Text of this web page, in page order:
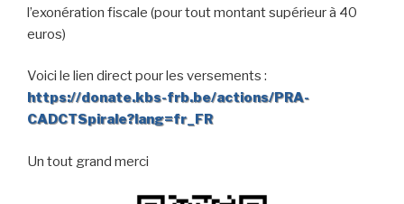
l’exonération fiscale (pour tout montant supérieur à 40
euros)
Voici le lien direct pour les versements :
https://donate.kbs-frb.be/actions/PRA-
CADCTSpirale?lang=fr_FR
Un tout grand merci